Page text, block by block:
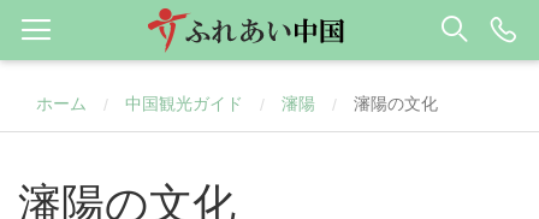
ホーム / 中国観光ガイド / 瀋陽 / 瀋陽の文化
瀋陽の文化